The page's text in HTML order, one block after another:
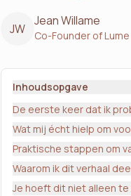
JW
Jean Willame
Co-Founder of
Inhoudsopgave
De eerste keer dat ik
Wat mij écht hielp om
Praktische stappen om
Waarom ik dit verhaal
Je hoeft dit niet alleen te